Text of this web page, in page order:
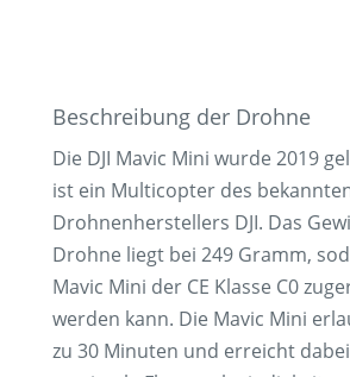
Beschreibung der Drohne
Die DJI Mavic Mini wurde 2019
ist ein Multicopter des
Drohnenherstellers DJI. Das
Drohne liegt bei 249 Gramm,
Mavic Mini der CE Klasse C0
werden kann. Die Mavic Mini
zu 30 Minuten und erreicht